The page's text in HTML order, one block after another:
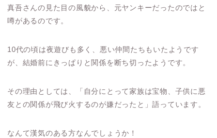
真吾さんの見た目の風貌から、元ヤンキーだったのではと
噂があるのです。
10代の頃は夜遊びも多く、悪い仲間たちもいたようです
が、結婚前にきっぱりと関係を断ち切ったようです。
その理由としては、「自分にとって家族は宝物、子供に悪
友との関係が飛び火するのが嫌だったと」語っています。
なんて漢気のある方なんでしょうか！